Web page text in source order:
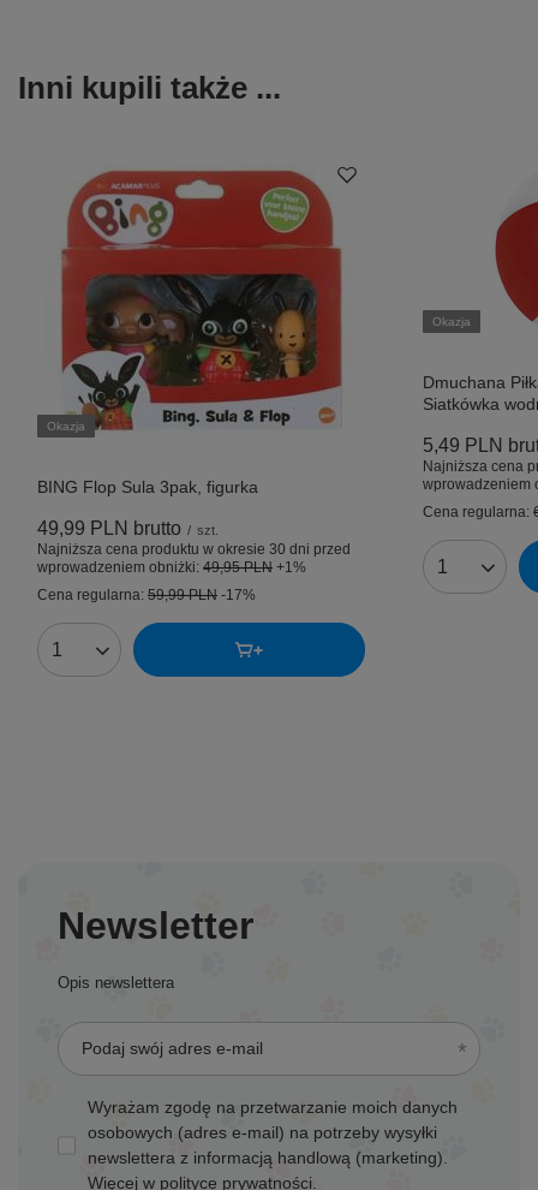
Inni kupili także ...
Okazja
BING Flop Sula 3pak, figurka
49,99 PLN brutto / szt.
Najniższa cena produktu w okresie 30 dni przed
wprowadzeniem obniżki: 49,95 PLN +1%
Cena regularna: 59,99 PLN -17%
Ilość produktów
Okazja
Dmuchana
Siatkówka
5,49 PLN
Najniższa cena
wprowadzeniem
Cena regularna:
Ilość
Newsletter
Opis newslettera
Podaj swój adres e-mail
Wyrażam zgodę na przetwarzanie moich danych
osobowych (adres e-mail) na potrzeby wysyłki
newslettera z informacją handlową (marketing).
Więcej w polityce prywatności.